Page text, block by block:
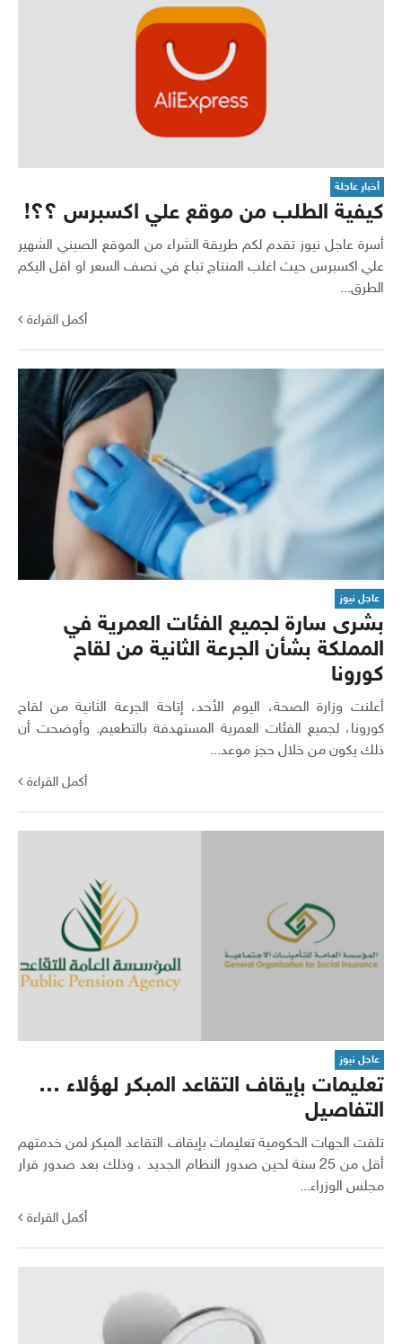
أخبار عاجلة
كيفية الطلب من موقع علي اكسبرس ؟؟!
أسرة عاجل نيوز تقدم لكم طريقة الشراء من الموقع الصيني الشهير
علي اكسبرس حيث اغلب المنتاج تباع في نصف السعر او اقل اليكم
الطرق...
أكمل القراءة
عاجل نيوز
بشرى سارة لجميع الفئات العمرية في
المملكة بشأن الجرعة الثانية من لقاح
كورونا
أعلنت وزارة الصحة، اليوم الأحد، إتاحة الجرعة الثانية من لقاح
كورونا، لجميع الفئات العمرية المستهدفة بالتطعيم. وأوضحت أن
ذلك يكون من خلال حجز موعد...
أكمل القراءة
عاجل نيوز
تعليمات بإيقاف التقاعد المبكر لهؤلاء …
التفاصيل
تلقت الجهات الحكومية تعليمات بإيقاف التقاعد المبكر لمن خدمتهم
أقل من 25 سنة لحين صدور النظام الجديد ، وذلك بعد صدور قرار
مجلس الوزراء...
أكمل القراءة